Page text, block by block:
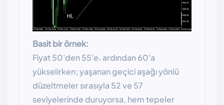
Basit bir örnek:
Fiyat 50'den 55'e، ardından 60'a
yükselirken; yaşanan geçici aşağı yönlü
düzeltmeler sırasıyla 52 ve 57
seviyelerinde duruyorsa, hem tepeler